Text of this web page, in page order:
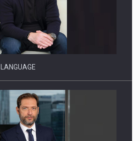
nu intr-o cultura care pedepseste…